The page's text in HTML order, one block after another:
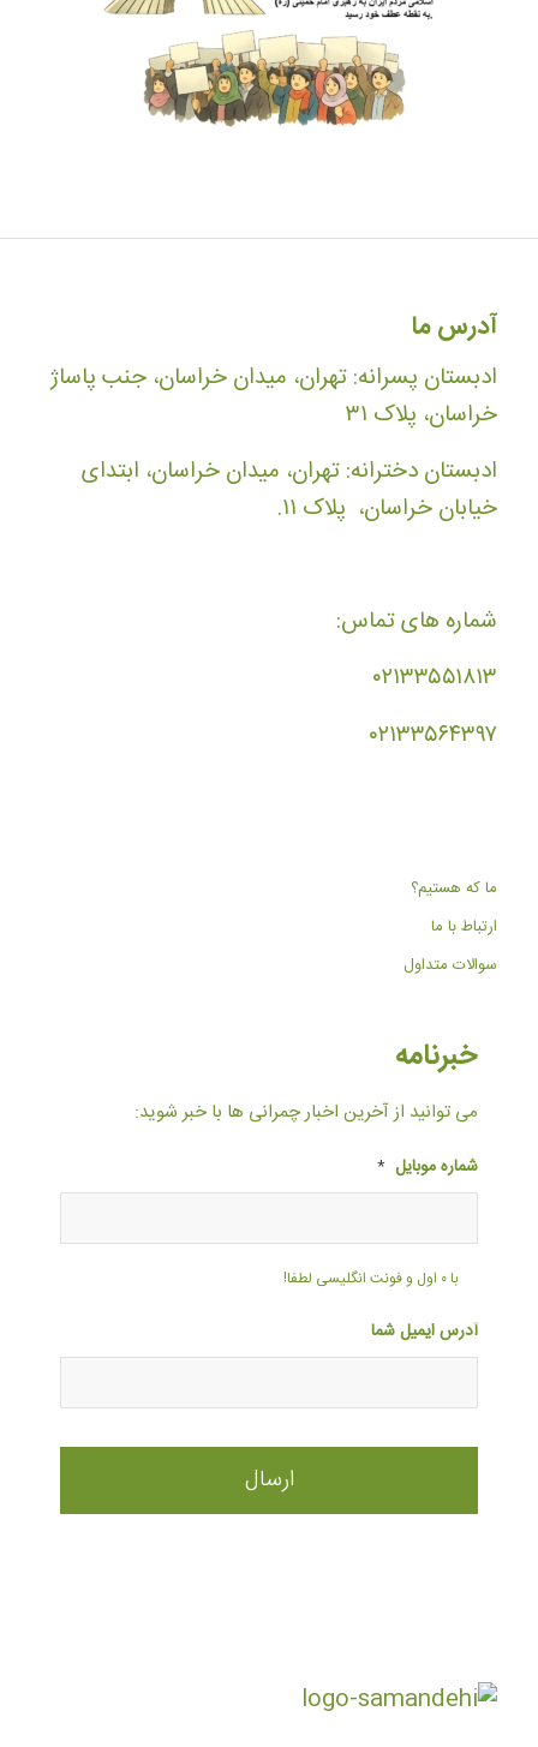
آدرس ما
ادبستان پسرانه: تهران، میدان خراسان، جنب پاساژ
خراسان، پلاک ۳۱
ادبستان دخترانه: تهران، میدان خراسان، ابتدای
خیابان خراسان، پلاک ۱۱.
شماره های تماس:
۰۲۱۳۳۵۵۱۸۱۳
۰۲۱۳۳۵۶۴۳۹۷
ما که هستیم؟
ارتباط با ما
سوالات متداول
خبرنامه
می توانید از آخرین اخبار چمرانی ها با خبر شوید:
شماره موبایل *
با ۰ اول و فونت انگلیسی لطفا!
آدرس ایمیل شما